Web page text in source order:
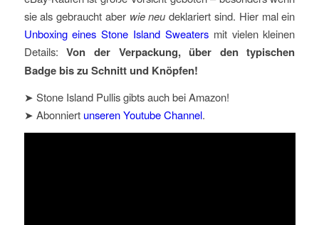
sie als gebraucht aber wie neu deklariert sind. Hier mal ein
Unboxing eines Stone Island Sweatersmit vielen kleinen
Details:Von der Verpackung, über den typischen
Badge bis zu Schnitt und Knöpfen!
➤ Stone Island Pullis gibts auch bei Amazon!
➤ Abonniert unseren Youtube Channel.